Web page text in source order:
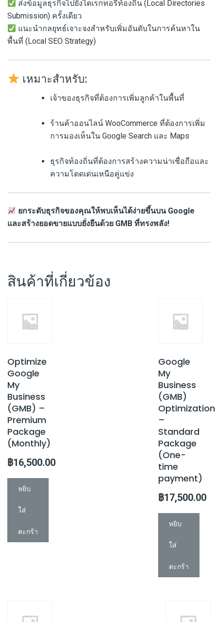
ส่งข้อมูลธุรกิจไปยังไดเรกทอรีท้องถิ่น (Local Directories
Submission) ครั้งเดียว
แนะนำกลยุทธ์เจาะจงสำหรับเพิ่มอันดับในการค้นหาใน
พื้นที่ (Local SEO Strategy)
เหมาะสำหรับ:
เจ้าของธุรกิจที่ต้องการเพิ่มลูกค้าในพื้นที่
ร้านค้าออนไลน์ WooCommerce ที่ต้องการเพิ่ม
การมองเห็นใน Google Search และ Maps
ธุรกิจท้องถิ่นที่ต้องการสร้างความน่าเชื่อถือและ
ความโดดเด่นเหนือคู่แข่ง
ยกระดับธุรกิจของคุณให้พบเห็นได้ง่ายขึ้นบน Google
และสร้างยอดขายแบบยั่งยืนด้วย GMB ที่ทรงพลัง!
สินค้าที่เกี่ยวข้อง
Optimize
Google
My
Business
(GMB) –
Premium
Package
(Monthly)
฿16,500.00
หยิบ
ใส่
ตะกร้า
Google
My
Business
(GMB)
Optimization
–
Standard
Package
(One-
time
payment)
฿17,500.00
หยิบ
ใส่
ตะกร้า